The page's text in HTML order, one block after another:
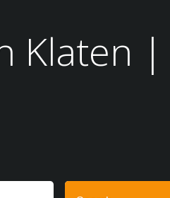
Klaten |
Search